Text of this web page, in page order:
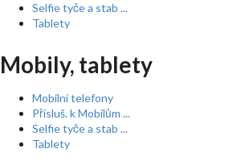
Selfie tyče a stab ...
Tablety
Mobily, tablety
Mobilní telefony
Přísluš. k Mobilům ...
Selfie tyče a stab ...
Tablety